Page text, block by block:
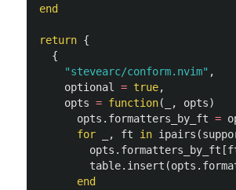
end
return {
{
"stevearc/conform.nvim" ,
optional
= true,
opts = function( , opts)
opts . formatters_by_ft =
for
, ft in ipairs (
opts . formatters_by_ft [
table.insert (opts .
end